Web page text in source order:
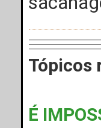
Tópicos
É